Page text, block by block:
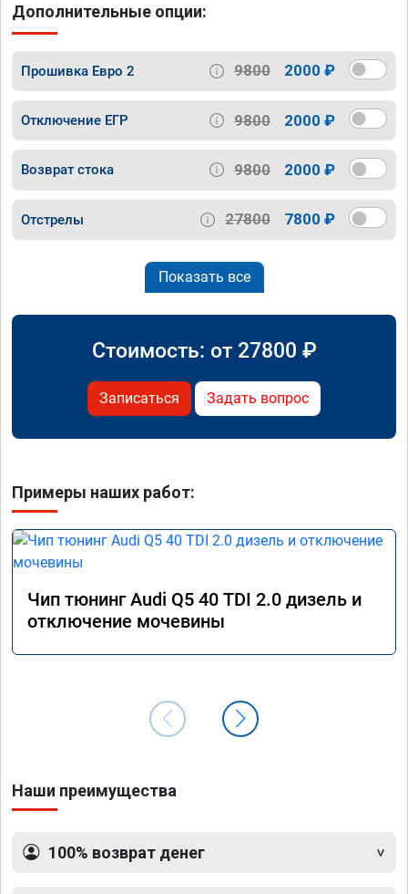
Дополнительные опции:
Прошивка Евро 2 9800 2000 ₽
Отключение ЕГР 9800 2000 ₽
Возврат стока 9800 2000 ₽
Отстрелы 27800 7800 ₽
Показать все
Стоимость: от 27800 ₽
Записаться Задать вопрос
Примеры наших работ:
Чип тюнинг Audi Q5 40 TDI 2.0 дизель и
отключение мочевины
Наши преимущества
100% возврат денег